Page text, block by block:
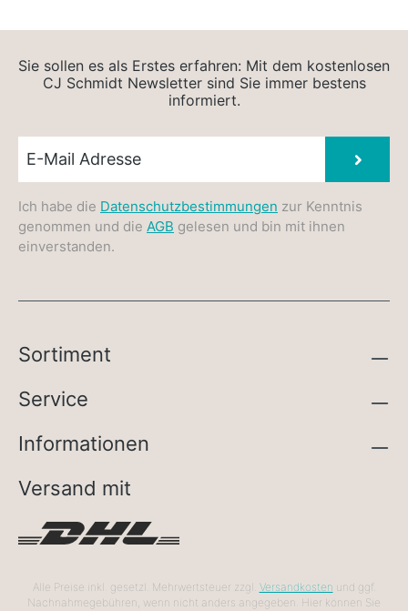
Sie sollen es als Erstes erfahren: Mit dem kostenlosen
CJ Schmidt Newsletter sind Sie immer bestens
informiert.
Ich habe die Datenschutzbestimmungen zur Kenntnis
genommen und die AGB gelesen und bin mit ihnen
einverstanden.
Sortiment
Service
Informationen
Versand mit
Alle Preise inkl. gesetzl. Mehrwertsteuer zzgl. Versandkosten und ggf.
Nachnahmegebühren, wenn nicht anders angegeben. Hier können Sie